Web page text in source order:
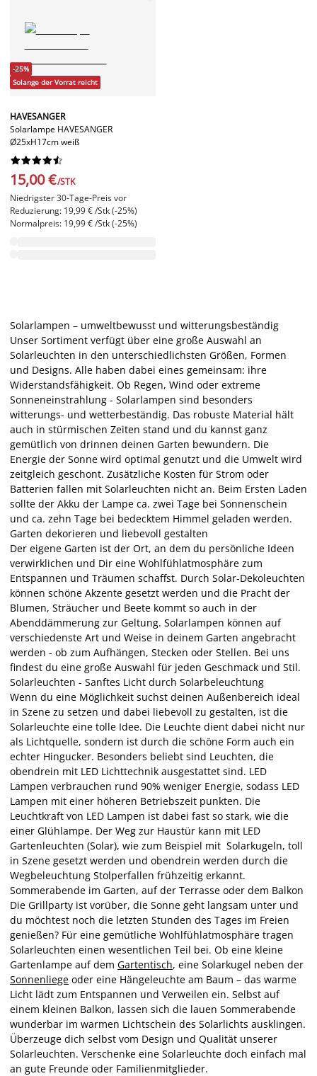
-25%
Solange der Vorrat reicht
HAVESANGER
Solarlampe HAVESANGER
Ø25xH17cm weiß






15,00 €/STK
Niedrigster 30-Tage-Preis vor
Reduzierung: 19,99 € /Stk (-25%)
Normalpreis: 19,99 € /Stk (-25%)
Solarlampen – umweltbewusst und witterungsbeständig
Unser Sortiment verfügt über eine große Auswahl an
Solarleuchten in den unterschiedlichsten Größen, Formen
und Designs. Alle haben dabei eines gemeinsam: ihre
Widerstandsfähigkeit. Ob Regen, Wind oder extreme
Sonneneinstrahlung - Solarlampen sind besonders
witterungs- und wetterbeständig. Das robuste Material hält
auch in stürmischen Zeiten stand und du kannst ganz
gemütlich von drinnen deinen Garten bewundern. Die
Energie der Sonne wird optimal genutzt und die Umwelt wird
zeitgleich geschont. Zusätzliche Kosten für Strom oder
Batterien fallen mit Solarleuchten nicht an. Beim Ersten Laden
sollte der Akku der Lampe ca. zwei Tage bei Sonnenschein
und ca. zehn Tage bei bedecktem Himmel geladen werden.
Garten dekorieren und liebevoll gestalten
Der eigene Garten ist der Ort, an dem du persönliche Ideen
verwirklichen und Dir eine Wohlfühlatmosphäre zum
Entspannen und Träumen schaffst. Durch Solar-Dekoleuchten
können schöne Akzente gesetzt werden und die Pracht der
Blumen, Sträucher und Beete kommt so auch in der
Abenddämmerung zur Geltung. Solarlampen können auf
verschiedenste Art und Weise in deinem Garten angebracht
werden - ob zum Aufhängen, Stecken oder Stellen. Bei uns
findest du eine große Auswahl für jeden Geschmack und Stil.
Solarleuchten - Sanftes Licht durch Solarbeleuchtung
Wenn du eine Möglichkeit suchst deinen Außenbereich ideal
in Szene zu setzen und dabei liebevoll zu gestalten, ist die
Solarleuchte eine tolle Idee. Die Leuchte dient dabei nicht nur
als Lichtquelle, sondern ist durch die schöne Form auch ein
echter Hingucker. Besonders beliebt sind Leuchten, die
obendrein mit LED Lichttechnik ausgestattet sind. LED
Lampen verbrauchen rund 90% weniger Energie, sodass LED
Lampen mit einer höheren Betriebszeit punkten. Die
Leuchtkraft von LED Lampen ist dabei fast so stark, wie die
einer Glühlampe. Der Weg zur Haustür kann mit LED
Gartenleuchten (Solar), wie zum Beispiel mit Solarkugeln, toll
in Szene gesetzt werden und obendrein werden durch die
Wegbeleuchtung Stolperfallen frühzeitig erkannt.
Sommerabende im Garten, auf der Terrasse oder dem Balkon
Die Grillparty ist vorüber, die Sonne geht langsam unter und
du möchtest noch die letzten Stunden des Tages im Freien
genießen? Für eine gemütliche Wohlfühlatmosphäre tragen
Solarleuchten einen wesentlichen Teil bei. Ob eine kleine
Gartenlampe auf dem Gartentisch, eine Solarkugel neben der
Sonnenliege oder eine Hängeleuchte am Baum – das warme
Licht lädt zum Entspannen und Verweilen ein. Selbst auf
einem kleinen Balkon, lassen sich die lauen Sommerabende
wunderbar im warmen Lichtschein des Solarlichts ausklingen.
Überzeuge dich selbst vom Design und Qualität unserer
Solarleuchten. Verschenke eine Solarleuchte doch einfach mal
an gute Freunde oder Familienmitglieder.